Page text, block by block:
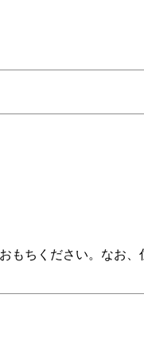
もちください。なお